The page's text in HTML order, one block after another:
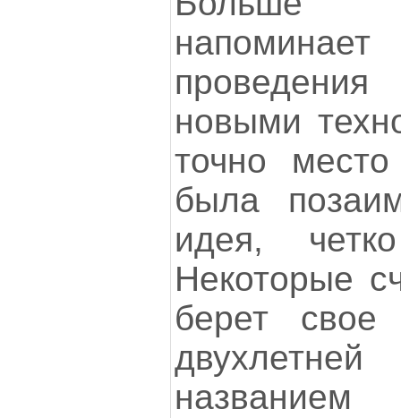
проведения
новыми
точно
была
идея,
Некоторые
берет
названием